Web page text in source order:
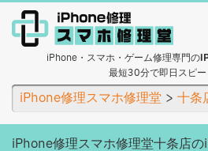
iPhone・スマホ・ゲーム修理専門の
最短30分で即日スピー
iPhone修理スマホ修理堂 十条
iPhone修理スマホ修理堂十条店